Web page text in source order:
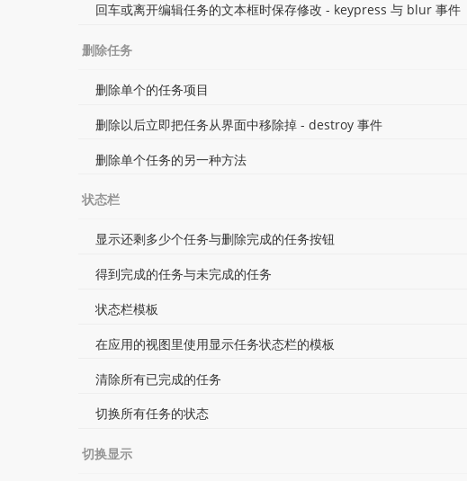
回车或离开编辑任务的文本框时保存修改 - keypress 与 blur 事件
删除任务
删除单个的任务项目
删除以后立即把任务从界面中移除掉 - destroy 事件
删除单个任务的另一种方法
状态栏
显示还剩多少个任务与删除完成的任务按钮
得到完成的任务与未完成的任务
状态栏模板
在应用的视图里使用显示任务状态栏的模板
清除所有已完成的任务
切换所有任务的状态
切换显示